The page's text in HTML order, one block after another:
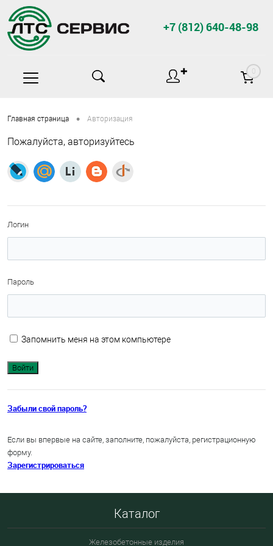
+7 (812) 640-48-98
✚ 0
Главная страница • Авторизация
Пожалуйста, авторизуйтесь
Логин
Пароль
Запомнить меня на этом компьютере
Забыли свой пароль?
Если вы впервые на сайте, заполните, пожалуйста, регистрационную
форму.
Зарегистрироваться
Каталог
Железобетонные изделия